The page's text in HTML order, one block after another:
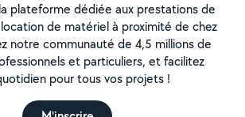
plateforme dédiée aux prestations de
de matériel à proximité de chez
notre communauté de 4,5 millions de
et particuliers, et facilitez
pour tous vos projets !